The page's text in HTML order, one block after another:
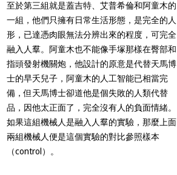
至於第三組就是蓋吉特、艾普希倫和阿童木的
一組，他們只擁有日常生活形態，是完全的人
形，已達憑肉眼無法分辨出來的程度，可完全
融入人羣。阿童木也不能像手塚那樣在臀部和
指頭發射機關炮，他設計的原意是代替天馬博
士的早夭兒子，阿童木的人工智能已相當完
備，但天馬博士卻道他是個失敗的人類代替
品，因他太正面了，完全沒有人的負面情緒。
如果這組機械人是融入人羣的實驗，那麼上面
兩組機械人便是這個實驗的對比參照樣本
（control ）。